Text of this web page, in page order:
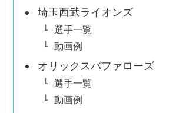
埼玉西武ライオンズ
選手一覧
動画例
オリックスバファローズ
選手一覧
動画例